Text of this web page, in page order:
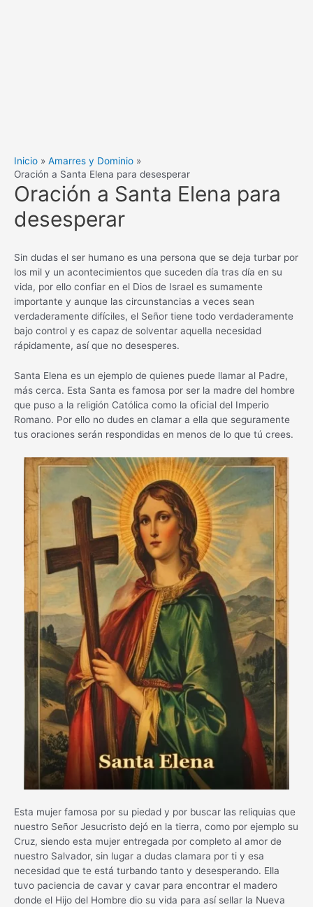
Inicio
Amarres y Dominio
Oración a Santa Elena para desesperar
Oración a Santa Elena para
desesperar
Sin dudas el ser humano es una persona que se deja turbar por
los mil y un acontecimientos que suceden día tras día en su
vida, por ello confiar en el Dios de Israel es sumamente
importante y aunque las circunstancias a veces sean
verdaderamente difíciles, el Señor tiene todo verdaderamente
bajo control y es capaz de solventar aquella necesidad
rápidamente, así que no desesperes.
Santa Elena es un ejemplo de quienes puede llamar al Padre,
más cerca. Esta Santa es famosa por ser la madre del hombre
que puso a la religión Católica como la oficial del Imperio
Romano. Por ello no dudes en clamar a ella que seguramente
tus oraciones serán respondidas en menos de lo que tú crees.
Esta mujer famosa por su piedad y por buscar las reliquias que
nuestro Señor Jesucristo dejó en la tierra, como por ejemplo su
Cruz, siendo esta mujer entregada por completo al amor de
nuestro Salvador, sin lugar a dudas clamara por ti y esa
necesidad que te está turbando tanto y desesperando. Ella
tuvo paciencia de cavar y cavar para encontrar el madero
donde el Hijo del Hombre dio su vida para así sellar la Nueva